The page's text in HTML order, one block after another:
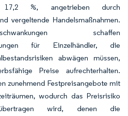
%, angetrieben durch
vergeltende Handelsmaßnahmen.
schaffen
für Einzelhändler, die
abwägen müssen,
Preise aufrechterhalten.
zunehmend Festpreisangebote mit
wodurch das Preisrisiko
wird, denen die